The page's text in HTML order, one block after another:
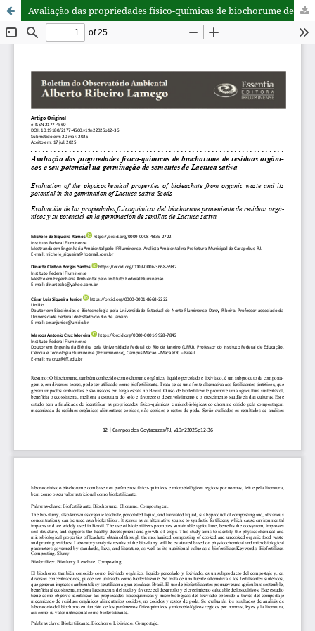
Avaliação das propriedades físico-químicas de biochorume de resíduos orgânicos e seu potencial na germinação de sementes de Lactuca sativa